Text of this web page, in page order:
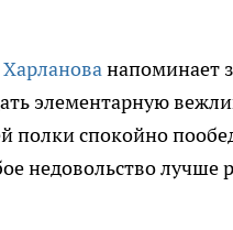
напоминает
элементарную
полки спокойно
недовольство лучше